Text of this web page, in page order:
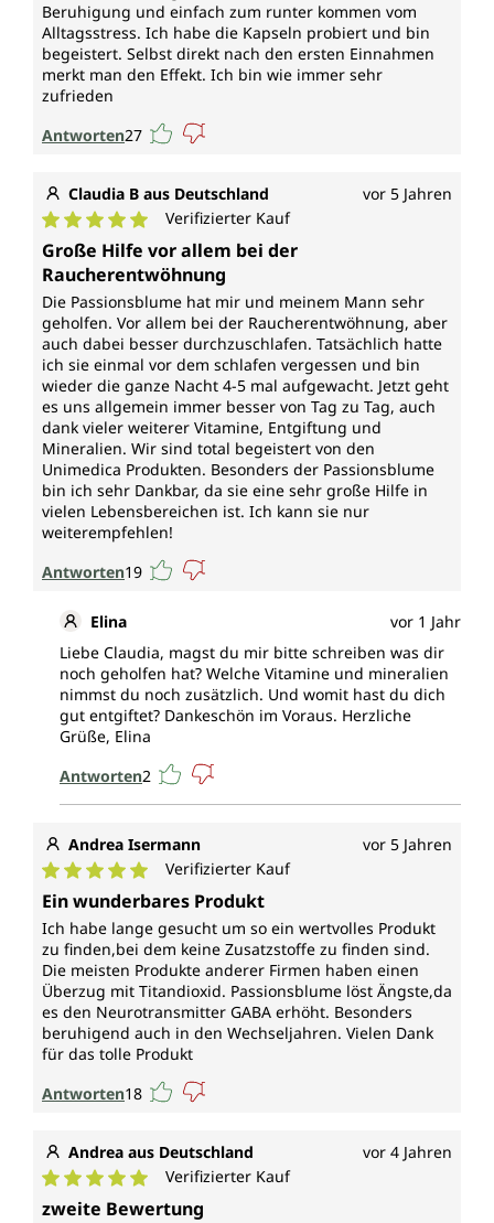
Beruhigung und einfach zum runter kommen vom
Alltagsstress. Ich habe die Kapseln probiert und bin
begeistert. Selbst direkt nach den ersten Einnahmen
merkt man den Effekt. Ich bin wie immer sehr
zufrieden
Antworten27
Claudia B aus Deutschland vor 5 Jahren
Durchschnittliche Bewertung von 5 von 5 Sternen
Verifizierter Kauf
Große Hilfe vor allem bei der
Raucherentwöhnung
Die Passionsblume hat mir und meinem Mann sehr
geholfen. Vor allem bei der Raucherentwöhnung, aber
auch dabei besser durchzuschlafen. Tatsächlich hatte
ich sie einmal vor dem schlafen vergessen und bin
wieder die ganze Nacht 4-5 mal aufgewacht. Jetzt geht
es uns allgemein immer besser von Tag zu Tag, auch
dank vieler weiterer Vitamine, Entgiftung und
Mineralien. Wir sind total begeistert von den
Unimedica Produkten. Besonders der Passionsblume
bin ich sehr Dankbar, da sie eine sehr große Hilfe in
vielen Lebensbereichen ist. Ich kann sie nur
weiterempfehlen!
Antworten19
Elina
vor 1 Jahr
Liebe Claudia, magst du mir bitte schreiben was dir
noch geholfen hat? Welche Vitamine und mineralien
nimmst du noch zusätzlich. Und womit hast du dich
gut entgiftet? Dankeschön im Voraus. Herzliche
Grüße, Elina
Antworten2
Andrea Isermann vor 5 Jahren
Durchschnittliche Bewertung von 5 von 5 Sternen
Verifizierter Kauf
Ein wunderbares Produkt
Ich habe lange gesucht um so ein wertvolles Produkt
zu finden,bei dem keine Zusatzstoffe zu finden sind.
Die meisten Produkte anderer Firmen haben einen
Überzug mit Titandioxid. Passionsblume löst Ängste,da
es den Neurotransmitter GABA erhöht. Besonders
beruhigend auch in den Wechseljahren. Vielen Dank
für das tolle Produkt
Antworten18
Andrea aus Deutschland vor 4 Jahren
Durchschnittliche Bewertung von 5 von 5 Sternen
Verifizierter Kauf
zweite Bewertung